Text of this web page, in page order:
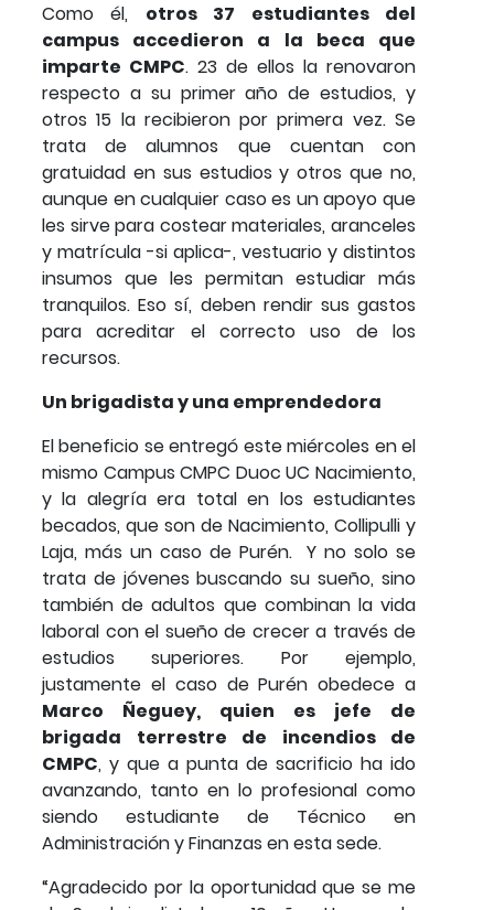
Como él, otros 37 estudiantes del
campus accedieron a la beca que
imparte CMPC. 23 de ellos la renovaron
respecto a su primer año de estudios, y
otros 15 la recibieron por primera vez. Se
trata de alumnos que cuentan con
gratuidad en sus estudios y otros que no,
aunque en cualquier caso es un apoyo que
les sirve para costear materiales, aranceles
y matrícula -si aplica-, vestuario y distintos
insumos que les permitan estudiar más
tranquilos. Eso sí, deben rendir sus gastos
para acreditar el correcto uso de los
recursos.
Un brigadista y una emprendedora
El beneficio se entregó este miércoles en el
mismo Campus CMPC Duoc UC Nacimiento,
y la alegría era total en los estudiantes
becados, que son de Nacimiento, Collipulli y
Laja, más un caso de Purén. Y no solo se
trata de jóvenes buscando su sueño, sino
también de adultos que combinan la vida
laboral con el sueño de crecer a través de
estudios superiores. Por ejemplo,
justamente el caso de Purén obedece a
Marco Ñeguey, quien es jefe de
brigada terrestre de incendios de
CMPC, y que a punta de sacrificio ha ido
avanzando, tanto en lo profesional como
siendo estudiante de Técnico en
Administración y Finanzas en esta sede.
“Agradecido por la oportunidad que se me